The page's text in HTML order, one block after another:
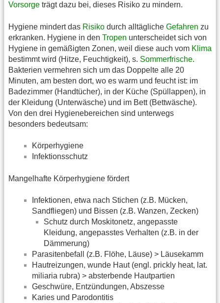
Vorsorge trägt dazu bei, dieses Risiko zu mindern.
Hygiene mindert das Risiko durch alltägliche Gefahren zu
erkranken. Hygiene in den Tropen unterscheidet sich von
Hygiene in gemäßigten Zonen, weil diese auch vom Klima
bestimmt wird (Hitze, Feuchtigkeit), s. Sommerfrische.
Bakterien vermehren sich um das Doppelte alle 20
Minuten, am besten dort, wo es warm und feucht ist: im
Badezimmer (Handtücher), in der Küche (Spüllappen), in
der Kleidung (Unterwäsche) und im Bett (Bettwäsche).
Von den drei Hygienebereichen sind unterwegs
besonders bedeutsam:
Körperhygiene
Infektionsschutz
Mangelhafte Körperhygiene fördert
Infektionen, etwa nach Stichen (z.B. Mücken,
Sandfliegen) und Bissen (z.B. Wanzen, Zecken)
Schutz durch Moskitonetz, angepasste
Kleidung, angepasstes Verhalten (z.B. in der
Dämmerung)
Parasitenbefall (z.B. Flöhe, Läuse) > Läusekamm
Hautreizungen, wunde Haut (engl. prickly heat, lat.
miliaria rubra) > absterbende Hautpartien
Geschwüre, Entzündungen, Abszesse
Karies und Parodontitis